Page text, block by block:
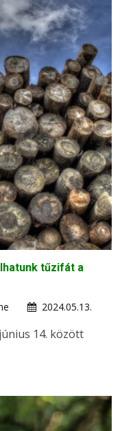
tűzifát a
2024.05.13.
14. között